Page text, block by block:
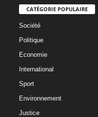
CATÉGORIE POPULAIRE
Société
Politique
Economie
International
Sport
Environnement
Justice